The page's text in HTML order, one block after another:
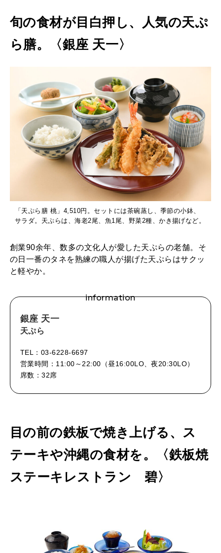
旬の食材が目白押し、人気の天ぷ
ら膳。〈銀座 天一〉
「天ぷら膳 桃」4,510円。セットには茶碗蒸し、季節の小鉢、
サラダ。天ぷらは、海老2尾、魚1尾、野菜2種、かき揚げなど。
創業90余年、数多の文化人が愛した天ぷらの老舗。そ
の日一番のタネを熟練の職人が揚げた天ぷらはサクッ
と軽やか。
information
銀座 天一
天ぷら
TEL：03-6228-6697
営業時間：11:00～22:00（昼16:00LO、夜20:30LO）
席数：32席
目の前の鉄板で焼き上げる、ス
テーキや沖縄の食材を。〈鉄板焼
ステーキレストラン 碧〉